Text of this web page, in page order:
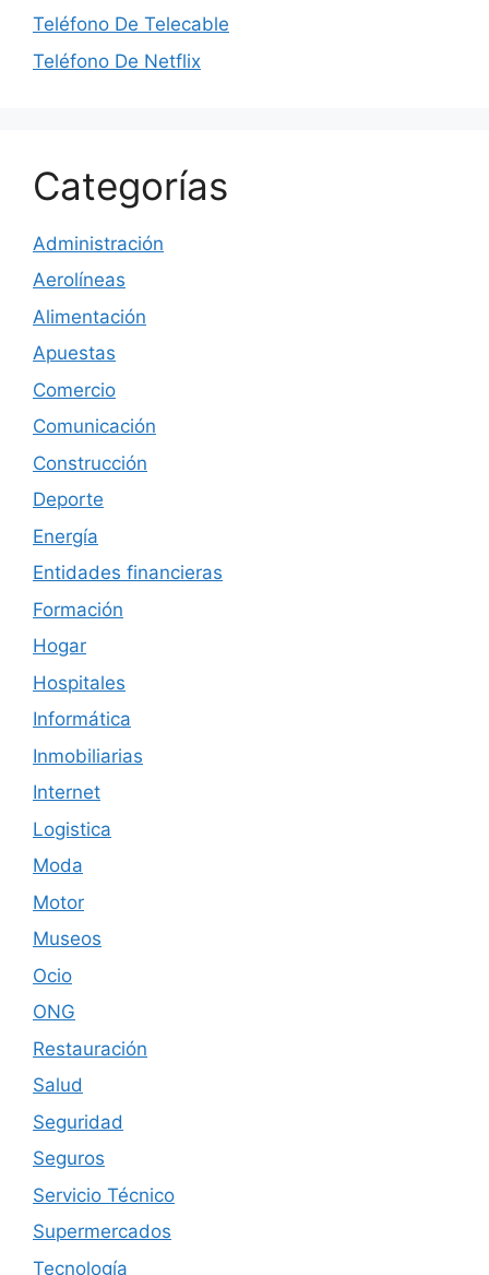
Teléfono De Telecable
Teléfono De Netflix
Categorías
Administración
Aerolíneas
Alimentación
Apuestas
Comercio
Comunicación
Construcción
Deporte
Energía
Entidades financieras
Formación
Hogar
Hospitales
Informática
Inmobiliarias
Internet
Logistica
Moda
Motor
Museos
Ocio
ONG
Restauración
Salud
Seguridad
Seguros
Servicio Técnico
Supermercados
Tecnología